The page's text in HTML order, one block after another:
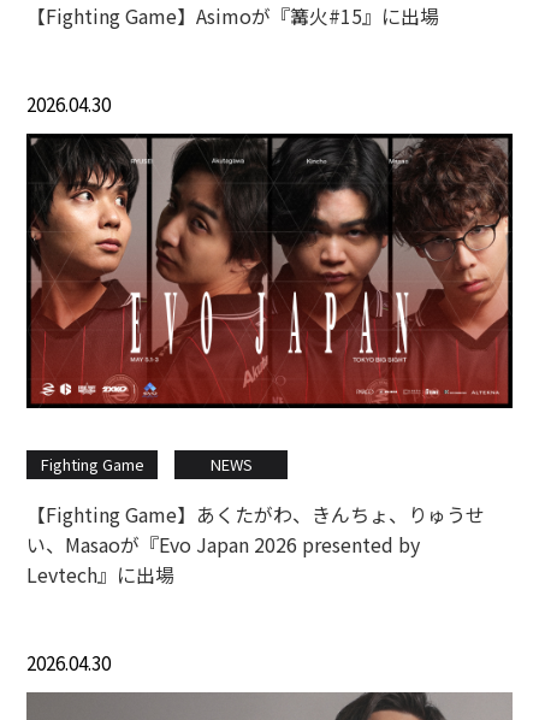
【Fighting Game】Asimoが『篝火#15』に出場
2026.04.30
Fighting Game NEWS
【Fighting Game】あくたがわ、きんちょ、りゅうせ
い、Masaoが『Evo Japan 2026 presented by
Levtech』に出場
2026.04.30